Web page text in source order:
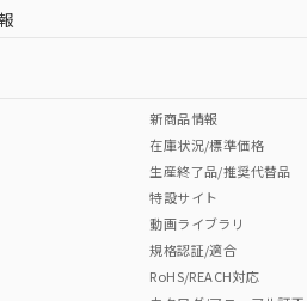
・凡例
Cr(VI)
ルウェー
新商品情報
在庫状況/標準価格
生産終了品/推奨代替品
特設サイト
動画ライブラリ
規格認証/適合
RoHS/REACH対応